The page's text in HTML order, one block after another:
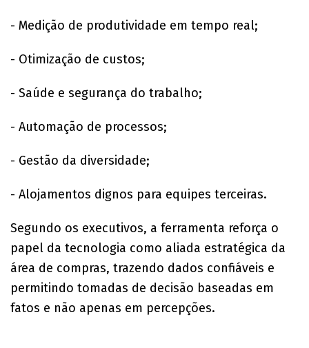
- Medição de produtividade em tempo real;
- Otimização de custos;
- Saúde e segurança do trabalho;
- Automação de processos;
- Gestão da diversidade;
- Alojamentos dignos para equipes terceiras.
Segundo os executivos, a ferramenta reforça o
papel da tecnologia como aliada estratégica da
área de compras, trazendo dados confiáveis e
permitindo tomadas de decisão baseadas em
fatos e não apenas em percepções.